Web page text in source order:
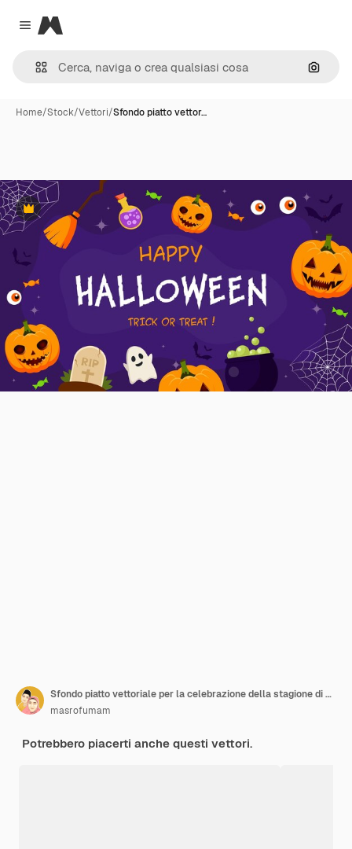
Close menu
Magnific
Cerca
Home/Stock/Vettori/Sfondo piatto vettor…
Premium
Sfondo piatto vettoriale per la celebrazione della stagione di Halloween
masrofumam
Potrebbero piacerti anche questi vettori.